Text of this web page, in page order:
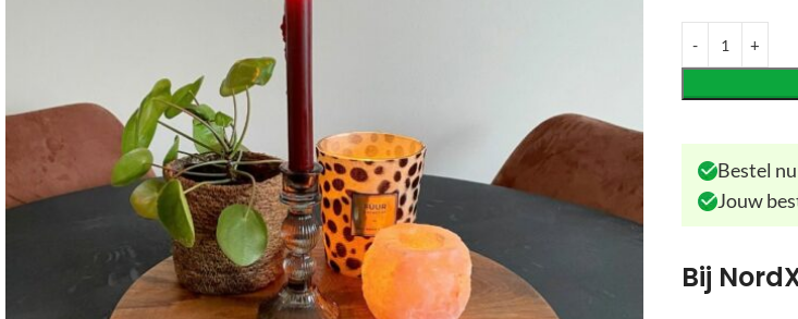
Bestel
Jouw
Bij